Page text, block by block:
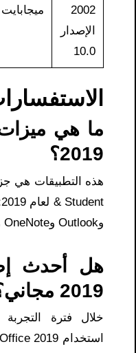
2002
الإصدار
10.0
ميجابايت
2019؟
وOutlook وOneNote وPublisher وAccess.
2019 مجاني؟